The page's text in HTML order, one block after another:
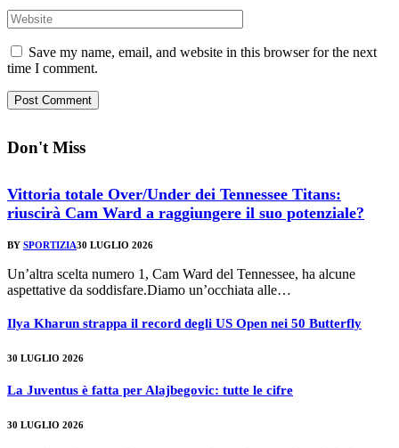
Save my name, email, and website in this browser for the next
time I comment.
Don't Miss
Vittoria totale Over/Under dei Tennessee Titans:
riuscirà Cam Ward a raggiungere il suo potenziale?
BY SPORTIZIA30 LUGLIO 2026
Un’altra scelta numero 1, Cam Ward del Tennessee, ha alcune
aspettative da soddisfare.Diamo un’occhiata alle…
Ilya Kharun strappa il record degli US Open nei 50 Butterfly
30 LUGLIO 2026
La Juventus è fatta per Alajbegovic: tutte le cifre
30 LUGLIO 2026